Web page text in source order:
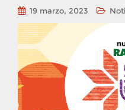
19 marzo, 2023